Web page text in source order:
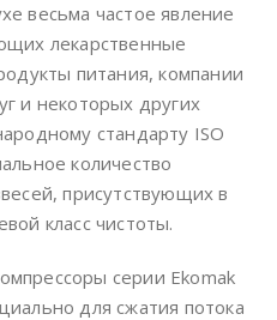
весьма частое явление
лекарственные
питания, компании
и некоторых других
стандарту ISO
количество
присутствующих в
класс чистоты.
серии Ekomak
для сжатия потока